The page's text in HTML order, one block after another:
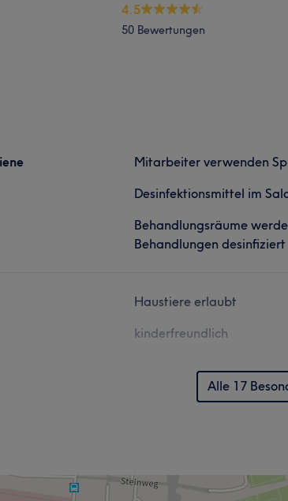
4.5
50 Bewertungen
Mitarbeiter verwenden
Desinfektionsmittel im
Behandlungsräume
Behandlungen desinfiziert
Haustiere erlaubt
kinderfreundlich
Alle 17